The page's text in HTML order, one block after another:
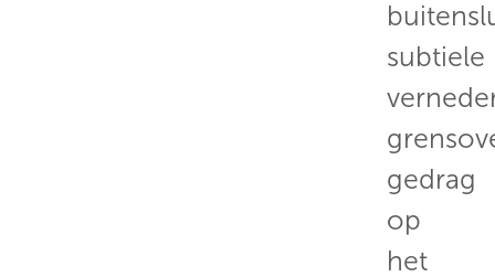
subtiele
gedrag
op
het